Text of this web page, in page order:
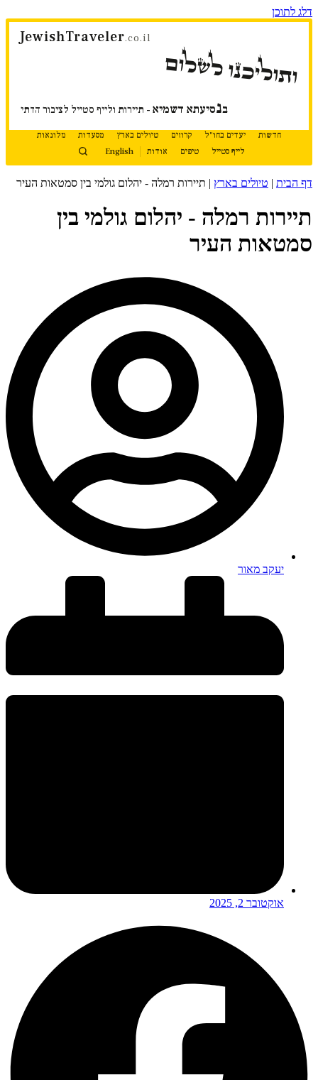
דלג לתוכן
JewishTraveler.co.il
ותוליכנו לשלום
בנסיעתא דשמיא - תיירות ולייף סטייל לציבור הדתי
חדשות יעדים בחו"ל קרוזים טיולים בארץ מסעדות
מלונאות
לייף סטייל
טיפים אודות English
דף הבית | טיולים בארץ | תיירות רמלה - יהלום גולמי בין סמטאות העיר
תיירות רמלה - יהלום גולמי בין
סמטאות העיר
יעקב מאור
אוקטובר 2, 2025